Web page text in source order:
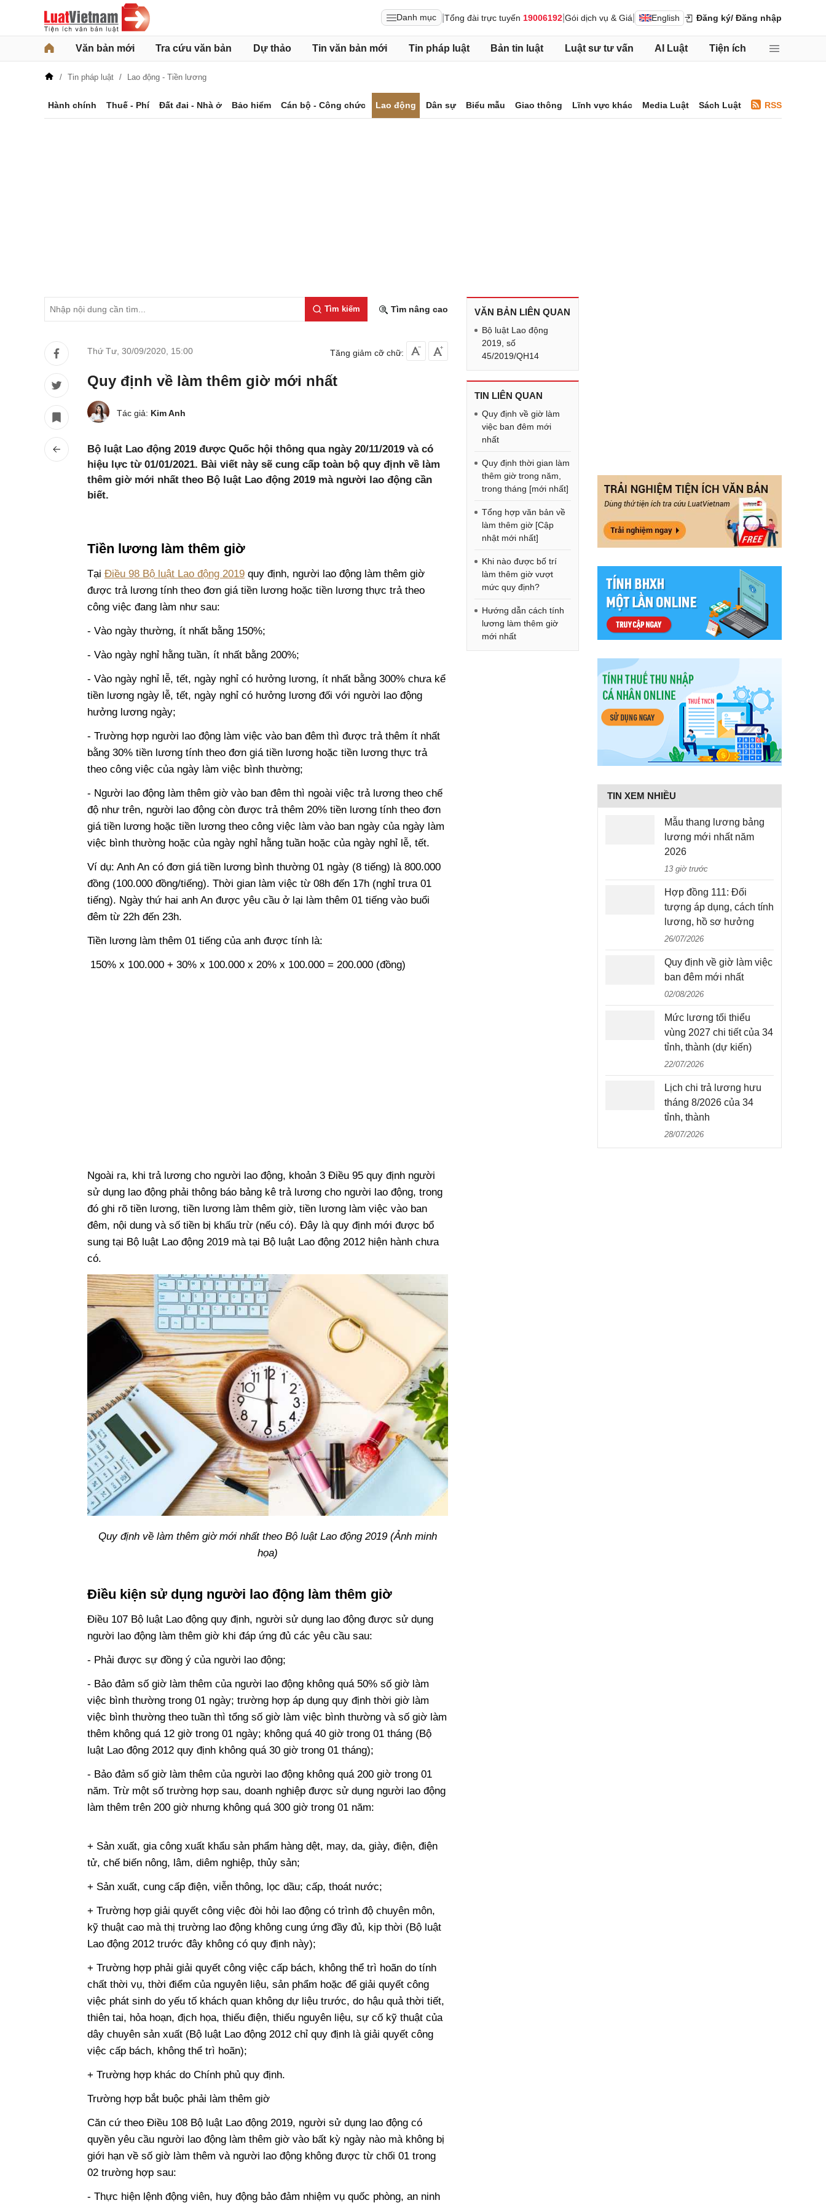
Danh mục Tổng đài trực tuyến 19006192 Gói dịch vụ & Giá English Đăng ký/ Đăng nhập
Văn bản mới Tra cứu văn bản Dự thảo Tin văn bản mới Tin pháp luật Bản tin luật Luật sư tư vấn AI Luật Tiện ích
Tin pháp luật Lao động - Tiền lương
Hành chính Thuế - Phí Đất đai - Nhà ở Bảo hiểm Cán bộ - Công chức Lao động Dân sự Biểu mẫu Giao thông Lĩnh vực khác Media Luật Sách Luật RSS
Tìm kiếm Tìm nâng cao
Thứ Tư, 30/09/2020 15:00 Tăng giảm cỡ chữ:
Quy định về làm thêm giờ mới nhất
Tác giả: Kim Anh
Bộ luật Lao động 2019 được Quốc hội thông qua ngày 20/11/2019 và có
hiệu lực từ 01/01/2021. Bài viết này sẽ cung cấp toàn bộ quy định về làm
thêm giờ mới nhất theo Bộ luật Lao động 2019 mà người lao động cần
biết.
Tiền lương làm thêm giờ
Tại Điều 98 Bộ luật Lao động 2019 quy định, người lao động làm thêm giờ
được trả lương tính theo đơn giá tiền lương hoặc tiền lương thực trả theo
công việc đang làm như sau:
- Vào ngày thường, ít nhất bằng 150%;
- Vào ngày nghỉ hằng tuần, ít nhất bằng 200%;
- Vào ngày nghỉ lễ, tết, ngày nghỉ có hưởng lương, ít nhất bằng 300% chưa kể
tiền lương ngày lễ, tết, ngày nghỉ có hưởng lương đối với người lao động
hưởng lương ngày;
- Trường hợp người lao động làm việc vào ban đêm thì được trả thêm ít nhất
bằng 30% tiền lương tính theo đơn giá tiền lương hoặc tiền lương thực trả
theo công việc của ngày làm việc bình thường;
- Người lao động làm thêm giờ vào ban đêm thì ngoài việc trả lương theo chế
độ như trên, người lao động còn được trả thêm 20% tiền lương tính theo đơn
giá tiền lương hoặc tiền lương theo công việc làm vào ban ngày của ngày làm
việc bình thường hoặc của ngày nghỉ hằng tuần hoặc của ngày nghỉ lễ, tết.
Ví dụ: Anh An có đơn giá tiền lương bình thường 01 ngày (8 tiếng) là 800.000
đồng (100.000 đồng/tiếng). Thời gian làm việc từ 08h đến 17h (nghỉ trưa 01
tiếng). Ngày thứ hai anh An được yêu cầu ở lại làm thêm 01 tiếng vào buổi
đêm từ 22h đến 23h.
Tiền lương làm thêm 01 tiếng của anh được tính là:
150% x 100.000 + 30% x 100.000 x 20% x 100.000 = 200.000 (đồng)
Ngoài ra, khi trả lương cho người lao động, khoản 3 Điều 95 quy định người
sử dụng lao động phải thông báo bảng kê trả lương cho người lao động, trong
đó ghi rõ tiền lương, tiền lương làm thêm giờ, tiền lương làm việc vào ban
đêm, nội dung và số tiền bị khấu trừ (nếu có). Đây là quy định mới được bổ
sung tại Bộ luật Lao động 2019 mà tại Bộ luật Lao động 2012 hiện hành chưa
có.
Quy định về làm thêm giờ mới nhất theo Bộ luật Lao động 2019 (Ảnh minh
họa)
Điều kiện sử dụng người lao động làm thêm giờ
Điều 107 Bộ luật Lao động quy định, người sử dụng lao động được sử dụng
người lao động làm thêm giờ khi đáp ứng đủ các yêu cầu sau:
- Phải được sự đồng ý của người lao động;
- Bảo đảm số giờ làm thêm của người lao động không quá 50% số giờ làm
việc bình thường trong 01 ngày; trường hợp áp dụng quy định thời giờ làm
việc bình thường theo tuần thì tổng số giờ làm việc bình thường và số giờ làm
thêm không quá 12 giờ trong 01 ngày; không quá 40 giờ trong 01 tháng (Bộ
luật Lao động 2012 quy định không quá 30 giờ trong 01 tháng);
- Bảo đảm số giờ làm thêm của người lao động không quá 200 giờ trong 01
năm. Trừ một số trường hợp sau, doanh nghiệp được sử dụng người lao động
làm thêm trên 200 giờ nhưng không quá 300 giờ trong 01 năm:
+ Sản xuất, gia công xuất khẩu sản phẩm hàng dệt, may, da, giày, điện, điện
tử, chế biến nông, lâm, diêm nghiệp, thủy sản;
+ Sản xuất, cung cấp điện, viễn thông, lọc dầu; cấp, thoát nước;
+ Trường hợp giải quyết công việc đòi hỏi lao động có trình độ chuyên môn,
kỹ thuật cao mà thị trường lao động không cung ứng đầy đủ, kịp thời (Bộ luật
Lao động 2012 trước đây không có quy định này);
+ Trường hợp phải giải quyết công việc cấp bách, không thể trì hoãn do tính
chất thời vụ, thời điểm của nguyên liệu, sản phẩm hoặc để giải quyết công
việc phát sinh do yếu tố khách quan không dự liệu trước, do hậu quả thời tiết,
thiên tai, hỏa hoạn, địch họa, thiếu điện, thiếu nguyên liệu, sự cố kỹ thuật của
dây chuyên sản xuất (Bộ luật Lao động 2012 chỉ quy định là giải quyết công
việc cấp bách, không thể trì hoãn);
+ Trường hợp khác do Chính phủ quy định.
Trường hợp bắt buộc phải làm thêm giờ
Căn cứ theo Điều 108 Bộ luật Lao động 2019, người sử dụng lao động có
quyền yêu cầu người lao động làm thêm giờ vào bất kỳ ngày nào mà không bị
giới hạn về số giờ làm thêm và người lao động không được từ chối 01 trong
02 trường hợp sau:
- Thực hiện lệnh động viên, huy động bảo đảm nhiệm vụ quốc phòng, an ninh
VĂN BẢN LIÊN QUAN
Bộ luật Lao động
2019, số
45/2019/QH14
TIN LIÊN QUAN
Quy định về giờ làm
việc ban đêm mới
nhất
Quy định thời gian làm
thêm giờ trong năm,
trong tháng [mới nhất]
Tổng hợp văn bản về
làm thêm giờ [Cập
nhật mới nhất]
Khi nào được bố trí
làm thêm giờ vượt
mức quy định?
Hướng dẫn cách tính
lương làm thêm giờ
mới nhất
TIN XEM NHIỀU
Mẫu thang lương bảng
lương mới nhất năm
2026
13 giờ trước
Hợp đồng 111: Đối
tượng áp dụng, cách tính
lương, hồ sơ hưởng
26/07/2026
Quy định về giờ làm việc
ban đêm mới nhất
02/08/2026
Mức lương tối thiểu
vùng 2027 chi tiết của 34
tỉnh, thành (dự kiến)
22/07/2026
Lịch chi trả lương hưu
tháng 8/2026 của 34
tỉnh, thành
28/07/2026